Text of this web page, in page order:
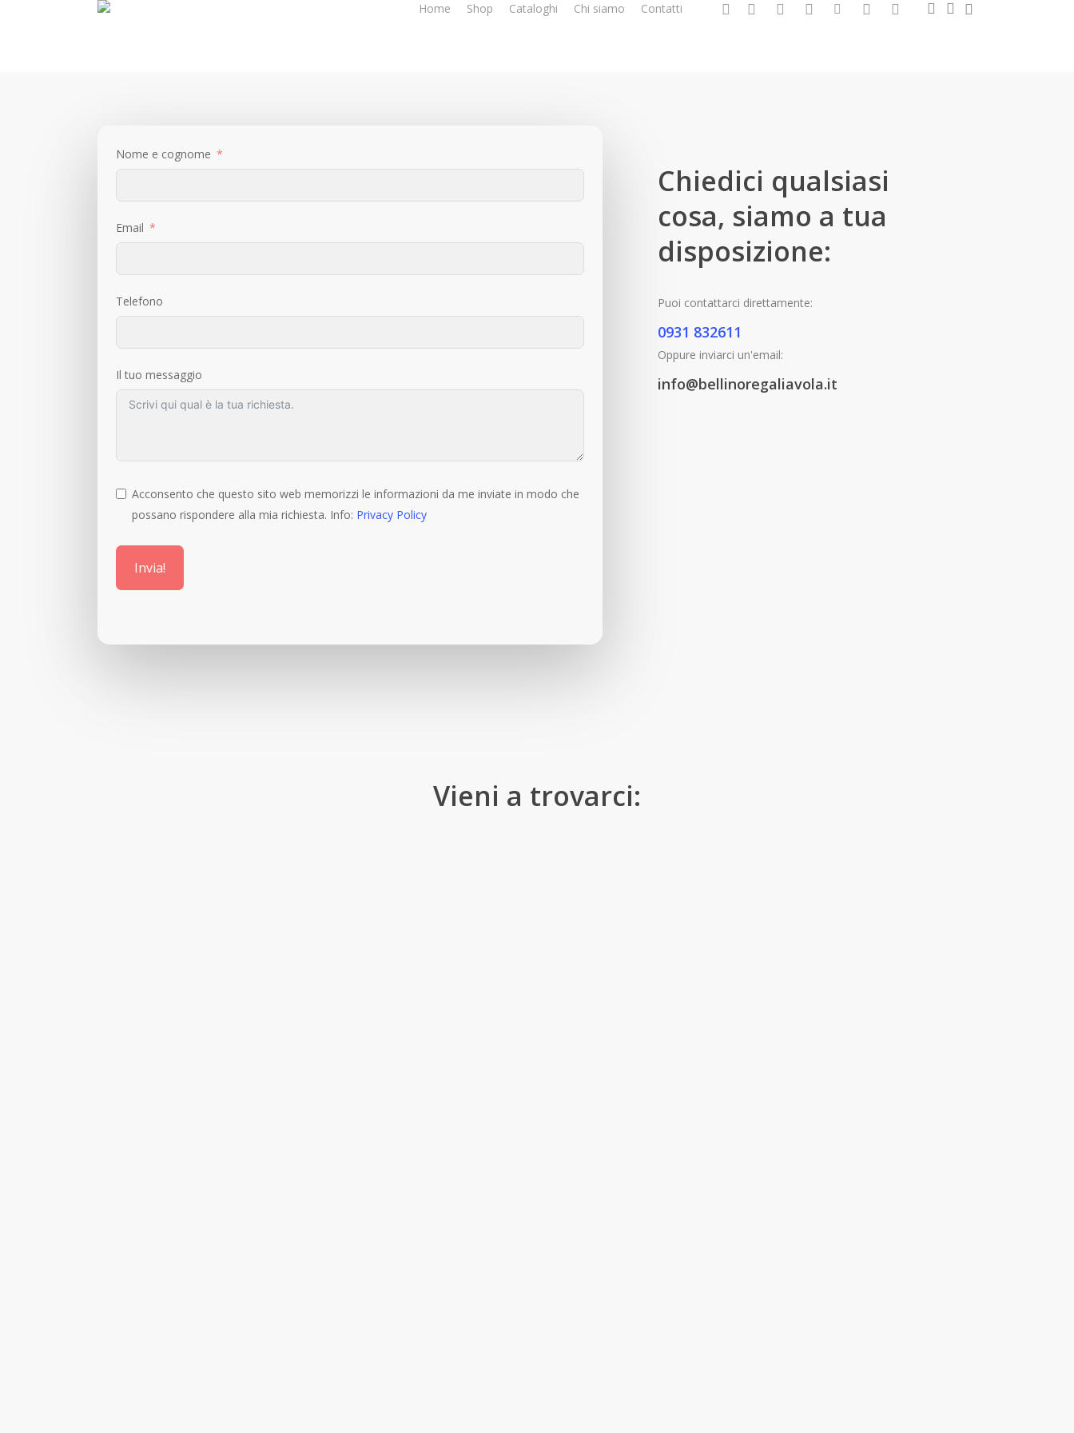
Home Shop Cataloghi Chi siamo Contatti facebookgoogle- instagramwhatsapp
tiktok phone email searchaccount
Nome e cognome
Email
Telefono
Il tuo messaggio
Acconsento che questo sito web memorizzi le informazioni da me inviate in modo che
possano rispondere alla mia richiesta. Info: Privacy Policy
Invia!
Chiedici qualsiasi
cosa, siamo a tua
disposizione:
Puoi contattarci direttamente:
0931 832611
Oppure inviarci un'email:
info@bellinoregaliavola.it
Vieni a trovarci: